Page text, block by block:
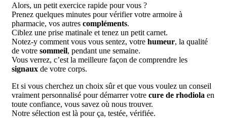
Alors, un petit exercice rapide pour vous ?
Prenez quelques minutes pour vérifier votre armoire à
pharmacie, vos autres compléments.
Ciblez une prise matinale et tenez un petit carnet.
Notez-y comment vous vous sentez, votre humeur, la qualité
de votre sommeil, pendant une semaine.
Vous verrez, c’est la meilleure façon de comprendre les
signaux de votre corps.
Et si vous cherchez un choix sûr et que vous voulez un conseil
vraiment personnalisé pour démarrer votre cure de rhodiola en
toute confiance, vous savez où nous trouver.
Notre sélection est là pour ça, testée, vérifiée.